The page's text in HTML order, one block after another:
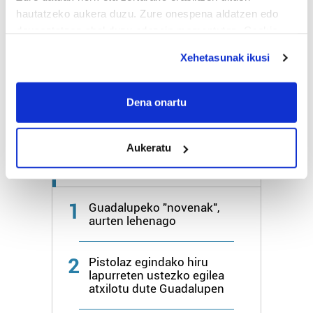
hautatzeko aukera duzu. Zure onespena aldatzen edo
If you allow, we would also like to:
Collect information about your geographical
Identify your device by actively scanning it for
specific characteristics (fingerprinting)
Find out more about how your personal data is processed
and set your preferences in thedetails section
teknologia erabiliz, cookieak adibidez, iragarki eta eduki
pertsonalizatuak eskaintzeko, iragarkiak eta edukia
Xehetasunak ikusi
Dena onartu
Aukeratu
Azken 7 egunetako irakurrienak
1
Guadalupeko "novenak",
aurten lehenago
2
Pistolaz egindako hiru
lapurreten ustezko egilea
atxilotu dute Guadalupen